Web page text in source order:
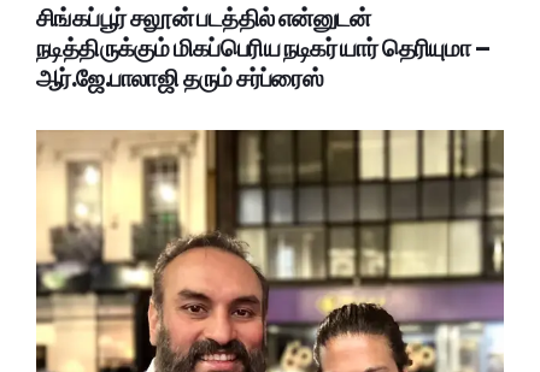
சிங்கப்பூர் சலூன் படத்தில் என்னுடன்
நடித்திருக்கும் மிகப்பெரிய நடிகர் யார் தெரியுமா –
ஆர்.ஜே.பாலாஜி தரும் சர்ப்ரைஸ்